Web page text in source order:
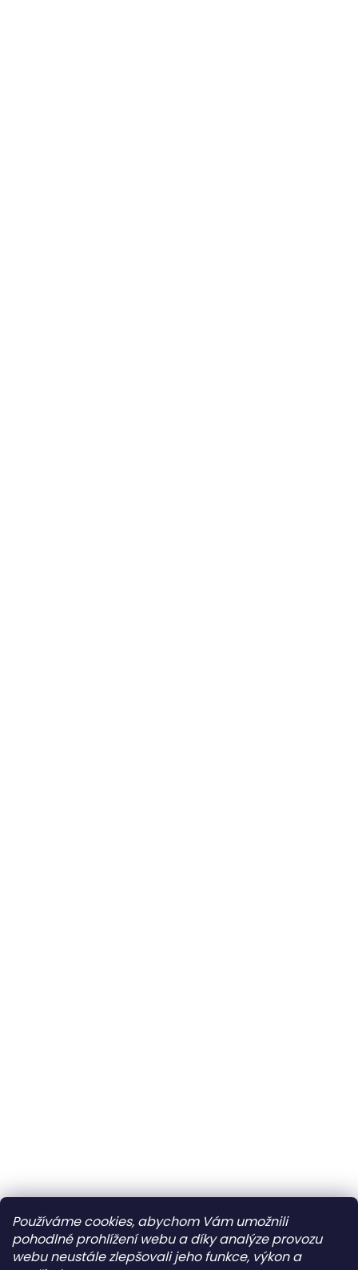
Používáme cookies, abychom Vám umožnili
pohodlné prohlížení webu a díky analýze provozu
webu neustále zlepšovali jeho funkce, výkon a